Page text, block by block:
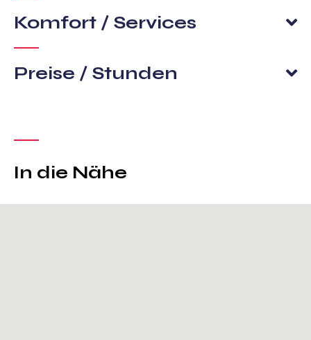
Komfort / Services
Preise / Stunden
In die Nähe